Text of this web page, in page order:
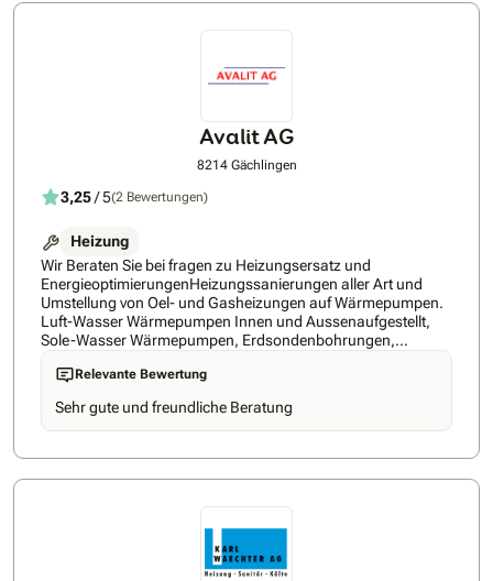
Avalit AG
8214 Gächlingen
3,25/ 5(2 Bewertungen)
Heizung
Wir Beraten Sie bei fragen zu Heizungsersatz und
EnergieoptimierungenHeizungssanierungen aller Art und
Umstellung von Oel- und Gasheizungen auf Wärmepumpen.
Luft-Wasser Wärmepumpen Innen und Aussenaufgestellt,
Sole-Wasser Wärmepumpen, Erdsondenbohrungen,
inklusive allen Nebenarbeiten wie :Elektriker, Sanitär, Isoleur,
Öl- Tankdemontage, Baumeisterarbeiten, Kernbohrungen,
Grab arbeiten, usw.Viessmann, Elco, Striega Therm, Ovum,
Bosch, Phanasonic, Nibe, Alpha InnotecWir erledigen alle
Arbeiten von der Baueingabe, Fördergesuch bis zur
Relevante Bewertung
Sehr gute und freundliche Beratung